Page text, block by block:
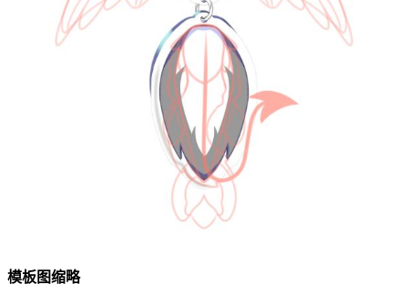
模板图缩略